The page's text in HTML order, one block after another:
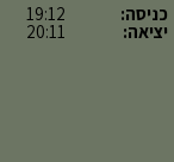
כניסה:
יציאה:
19:12
20:11